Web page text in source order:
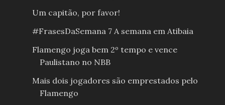
Um capitão, por favor!
#FrasesDaSemana 7 A semana em Atibaia
Flamengo joga bem 2º tempo e vence
Paulistano no NBB
Mais dois jogadores são emprestados pelo
Flamengo